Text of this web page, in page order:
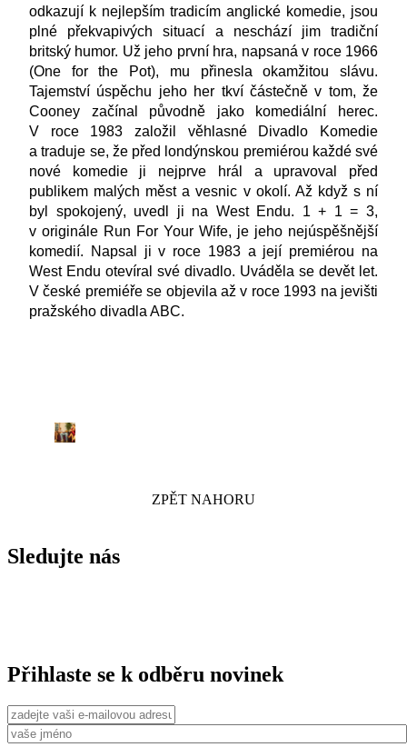
odkazují k nejlepším tradicím anglické komedie, jsou
plné překvapivých situací a neschází jim tradiční
britský humor. Už jeho první hra, napsaná v roce 1966
(One for the Pot), mu přinesla okamžitou slávu.
Tajemství úspěchu jeho her tkví částečně v tom, že
Cooney začínal původně jako komediální herec.
V roce 1983 založil věhlasné Divadlo Komedie
a traduje se, že před londýnskou premiérou každé své
nové komedie ji nejprve hrál a upravoval před
publikem malých měst a vesnic v okolí. Až když s ní
byl spokojený, uvedl ji na West Endu. 1 + 1 = 3,
v originále Run For Your Wife, je jeho nejúspěšnější
komedií. Napsal ji v roce 1983 a její premiérou na
West Endu otevíral své divadlo. Uváděla se devět let.
V české premiéře se objevila až v roce 1993 na jevišti
pražského divadla ABC.
ZPĚT NAHORU
Sledujte nás
Přihlaste se k odběru novinek